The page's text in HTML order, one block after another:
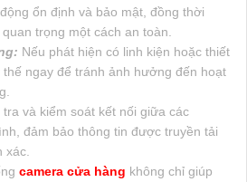
ổn định và bảo mật, đồng thời
trọng một cách an toàn.
Nếu phát hiện có linh kiện hoặc thiết
ngay để tránh ảnh hưởng đến hoạt
tra và kiểm soát kết nối giữa các
đảm bảo thông tin được truyền tải
xác.
camera cửa hàng không chỉ giúp